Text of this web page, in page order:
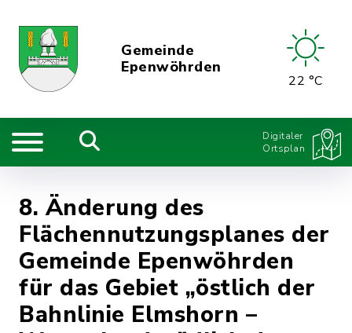
Gemeinde
Epenwöhrden
22 °C
Digitaler
Ortsplan
8. Änderung des
Flächennutzungsplanes der
Gemeinde Epenwöhrden
für das Gebiet „östlich der
Bahnlinie Elmshorn –